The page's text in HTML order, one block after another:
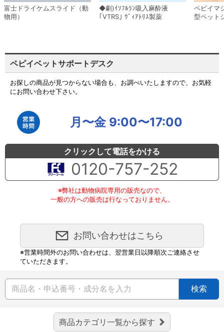
富士ドライケムスライド（動
物用）
◆劇)ｲｿﾌﾙﾗﾝ吸入麻酔液
｢VTRS｣ ｳﾞｨｱﾄﾘｽ製薬
ペピイマ
型ペット
ペピイベットサポートデスク
お探しの商品が見つからない場合も、お調べいたしますので、お気軽
にお問い合わせ下さい。
月〜金 9:00〜17:00
クリックして電話をかける
0120-757-252
※弊社は動物病院専用の販売なので、
一般の方への販売は行なっておりません。
お問い合わせはこちら
※営業時間外のお問い合わせは、翌営業日以降順次ご連絡させ
ていただきます。
検索
商品カテゴリ一覧から探す